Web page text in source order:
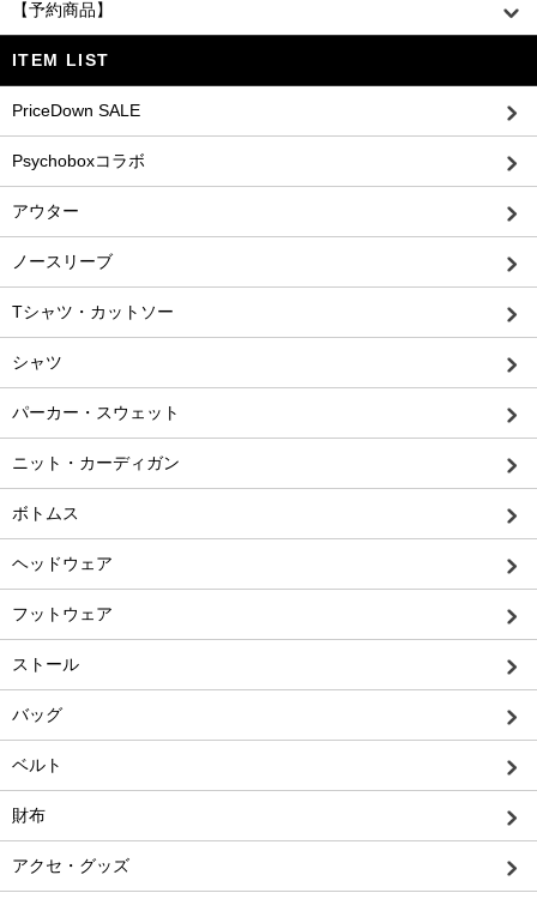
【予約商品】
ITEM LIST
PriceDown SALE
Psychoboxコラボ
アウター
ノースリーブ
Tシャツ・カットソー
シャツ
パーカー・スウェット
ニット・カーディガン
ボトムス
ヘッドウェア
フットウェア
ストール
バッグ
ベルト
財布
アクセ・グッズ